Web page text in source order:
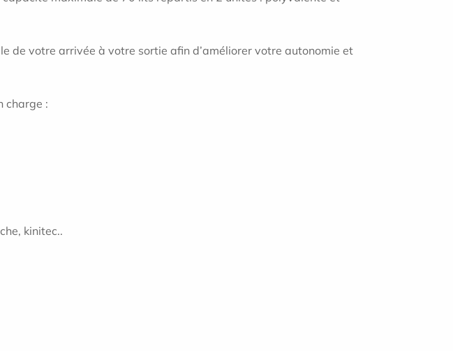
de votre arrivée à votre sortie afin d’améliorer votre autonomie et
charge :
kinitec..